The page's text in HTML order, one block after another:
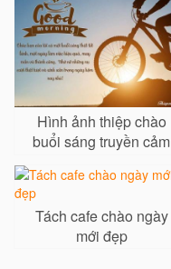
Hình ảnh thiệp chào
buổi sáng truyền cảm
cực
Tách cafe chào ngày
mới đẹp